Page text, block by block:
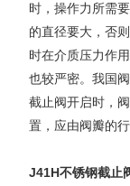
时，操作力所需
的直径要大，否
时在介质压力作
也较严密。我国
截止阀开启时，
置，应由阀瓣的
J41H不锈钢截止